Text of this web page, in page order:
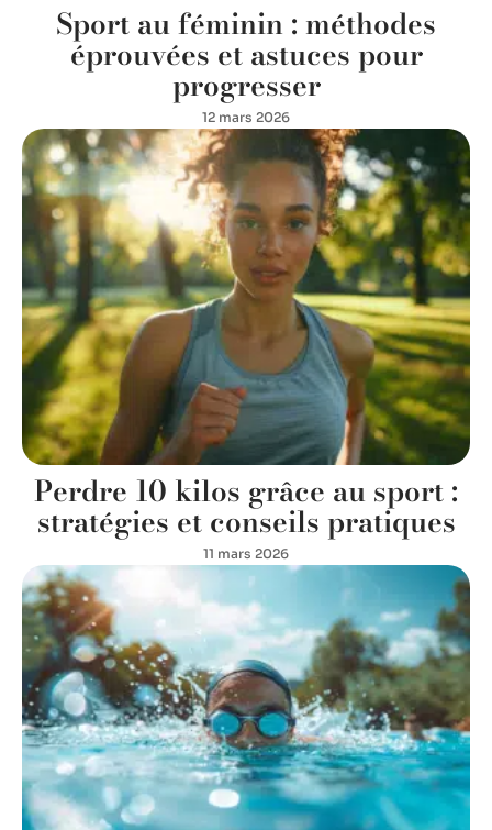
Sport au féminin : méthodes
éprouvées et astuces pour
progresser
12 mars 2026
Perdre 10 kilos grâce au sport :
stratégies et conseils pratiques
11 mars 2026